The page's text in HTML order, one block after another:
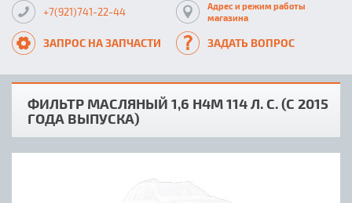
+7(921)741-22-44
Адрес и режим работы
магазина
ЗАПРОС НА ЗАПЧАСТИ ЗАДАТЬ ВОПРОС
ФИЛЬТР МАСЛЯНЫЙ 1,6 H4M 114 Л. С. (С 2015
ГОДА ВЫПУСКА)